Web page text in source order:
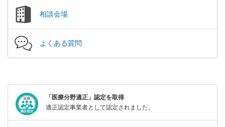
相談会場
よくある質問
「医療分野適正」認定を取得
適正認定事業者として認定されました。